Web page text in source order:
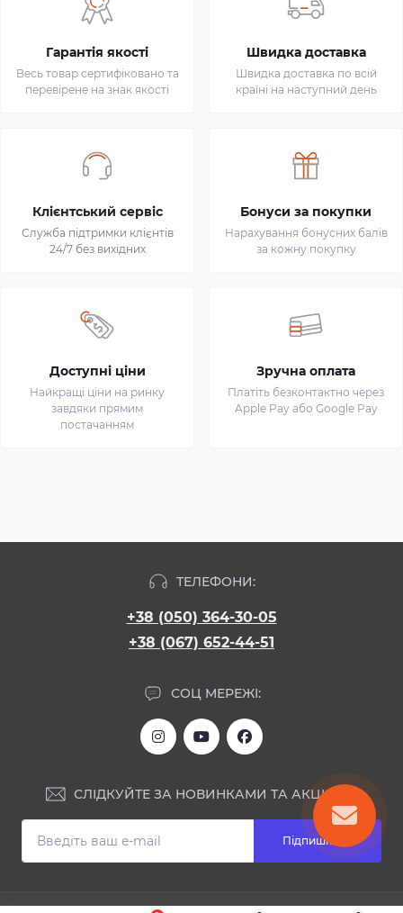
Гарантія якості
Весь товар сертифіковано та
перевірене на знак якості
Швидка доставка
Швидка доставка по всій
країні на наступний день
Клієнтський сервіс
Служба підтримки клієнтів
24/7 без вихідних
Бонуси за покупки
Нарахування бонусних балів
за кожну покупку
Доступні ціни
Найкращі ціни на ринку
завдяки прямим
постачанням
Зручна оплата
Платіть безконтактно через
Apple Pay або Google Pay
ТЕЛЕФОНИ:
+38 (050) 364-30-05
+38 (067) 652-44-51
СОЦ МЕРЕЖІ:
СЛІДКУЙТЕ ЗА НОВИНКАМИ ТА АКЦІЯМИ:
Підпишіться